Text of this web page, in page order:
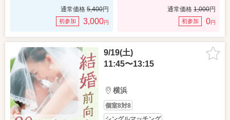
通常価格 5,400円
初参加 3,000円
通常価格 1,000円
初参加 0円
9/19(土)
11:45〜13:15
横浜
個室8対8